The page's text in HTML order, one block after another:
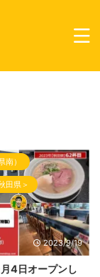
南）
田県＞
2023/9/19
4日オープンし